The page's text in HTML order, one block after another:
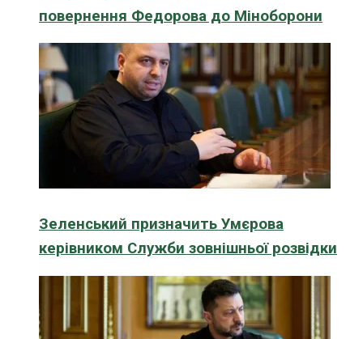
повернення Федорова до Міноборони
Зеленський призначить Умєрова
керівником Служби зовнішньої розвідки